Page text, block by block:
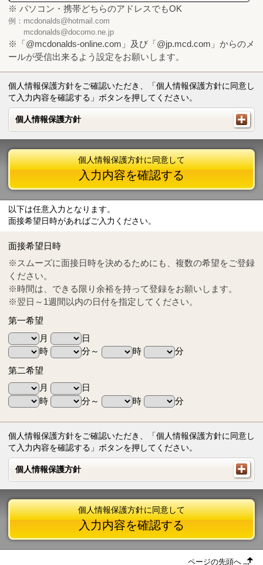
※ パソコン・携帯どちらのアドレスでもOK
例：mcdonalds@hotmail.com
mcdonalds@docomo.ne.jp
※「@mcdonalds-online.com」及び「@jp.mcd.com」からのメ
ールが受信出来るよう設定をお願いします。
個人情報保護方針をご確認いただき、「個人情報保護方針に同意し
て入力内容を確認する」ボタンを押してください。
個人情報保護方針
個人情報保護方針
Tel
0570-55-0314
個人情報保護方針に同意して
入力内容を確認する
以下は任意入力となります。
面接希望日時があればご入力ください。
面接希望日時
※スムーズに面接日時を決めるためにも、複数の希望をご登録
ください。
※時間は、できる限り余裕を持って登録をお願いします。
※翌日～1週間以内の日付を指定してください。
第一希望
月
日
時
分～ 時
分
第二希望
月
日
時
分～ 時 分
個人情報保護方針をご確認いただき、「個人情報保護方針に同意し
て入力内容を確認する」ボタンを押してください。
個人情報保護方針
個人情報保護方針
個人情報保護方針に同意して
入力内容を確認する
ページの先頭へ